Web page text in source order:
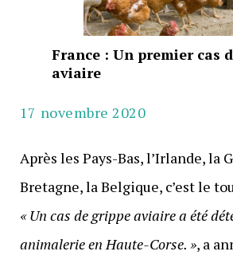
France : Un premier cas
aviaire
17 novembre 2020
Après les Pays-Bas, l’Irlande, la
Bretagne, la Belgique, c’est le
« Un cas de grippe aviaire a été
animalerie en Haute-Corse. », a